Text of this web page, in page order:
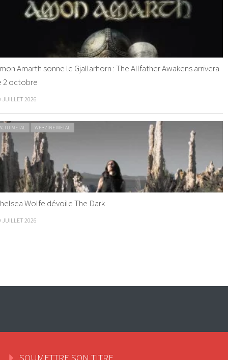
Amarth sonne le Gjallarhorn : The Allfather Awakens arrivera
2 octobre
JUILLET 2026
METAL WEBZINE METAL
Wolfe dévoile The Dark
JUILLET 2026